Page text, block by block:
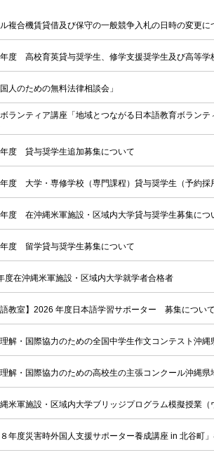
複合機賃貸借及び保守の一般競争入札の日時の変更に
度 高校育英貸与奨学生、修学支援奨学生及び高等学
人のための無料法律相談会」
ランティア講座「地域とつながる日本語教育ボラン
度 貸与奨学生追加募集について
度 大学・専修学校（専門課程）貸与奨学生（予約採
度 在沖縄米軍施設・区域内大学貸与奨学生募集につ
度 留学貸与奨学生募集について
度在沖縄米軍施設・区域内大学就学者合格者
語教室】2026 年度日本語学習サポーター 募集につい
理解・国際協力のための全国中学生作文コンテスト沖
理解・国際協力のための高校生の主張コンクール沖縄県
縄米軍施設・区域内大学ブリッジプログラム模擬授業
８年度災害時外国人支援サポーター養成講座 in 北谷町